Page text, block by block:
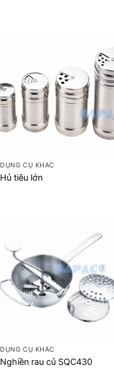
DỤNG CỤ KHÁC
Hủ tiêu lớn
DỤNG CỤ KHÁC
Nghiền rau củ SQC430